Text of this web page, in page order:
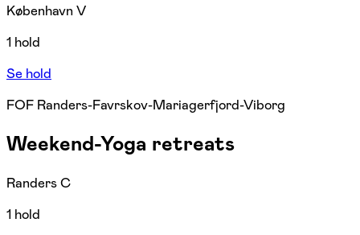
København V
1 hold
Se hold
FOF Randers-Favrskov-Mariagerfjord-Viborg
Weekend-Yoga retreats
Randers C
1 hold